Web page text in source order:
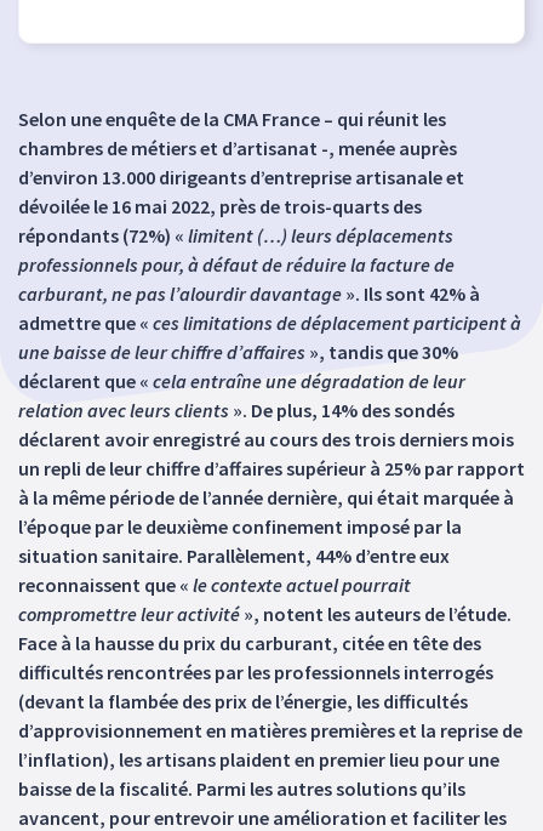
Selon une enquête de la CMA France – qui réunit les
chambres de métiers et d’artisanat -, menée auprès
d’environ 13.000 dirigeants d’entreprise artisanale et
dévoilée le 16 mai 2022, près de trois-quarts des
répondants (72%) « limitent (…) leurs déplacements
professionnels pour, à défaut de réduire la facture de
carburant, ne pas l’alourdir davantage ». Ils sont 42% à
admettre que « ces limitations de déplacement participent à
une baisse de leur chiffre d’affaires », tandis que 30%
déclarent que « cela entraîne une dégradation de leur
relation avec leurs clients ». De plus, 14% des sondés
déclarent avoir enregistré au cours des trois derniers mois
un repli de leur chiffre d’affaires supérieur à 25% par rapport
à la même période de l’année dernière, qui était marquée à
l’époque par le deuxième confinement imposé par la
situation sanitaire. Parallèlement, 44% d’entre eux
reconnaissent que « le contexte actuel pourrait
compromettre leur activité », notent les auteurs de l’étude.
Face à la hausse du prix du carburant, citée en tête des
difficultés rencontrées par les professionnels interrogés
(devant la flambée des prix de l’énergie, les difficultés
d’approvisionnement en matières premières et la reprise de
l’inflation), les artisans plaident en premier lieu pour une
baisse de la fiscalité. Parmi les autres solutions qu’ils
avancent, pour entrevoir une amélioration et faciliter les